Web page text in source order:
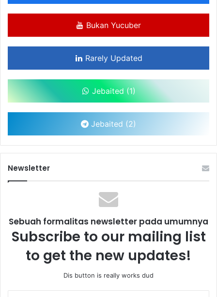
Bukan Yucuber
Rarely Updated
Jebaited (1)
Jebaited (2)
Newsletter
Sebuah formalitas newsletter pada umumnya
Subscribe to our mailing list
to get the new updates!
Dis button is really works dud